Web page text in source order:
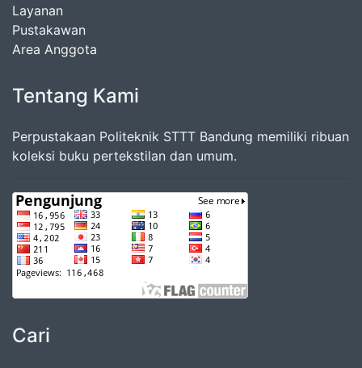
Layanan
Pustakawan
Area Anggota
Tentang Kami
Perpustakaan Politeknik STTT Bandung memiliki ribuan
koleksi buku pertekstilan dan umum.
Cari